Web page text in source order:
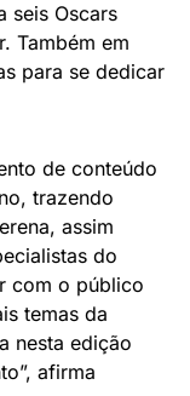
de Serena e da
filme King
baseado em
Black and
como o
criar duas
por Will Smith
Sidney
Oscars
Também em
para se dedicar